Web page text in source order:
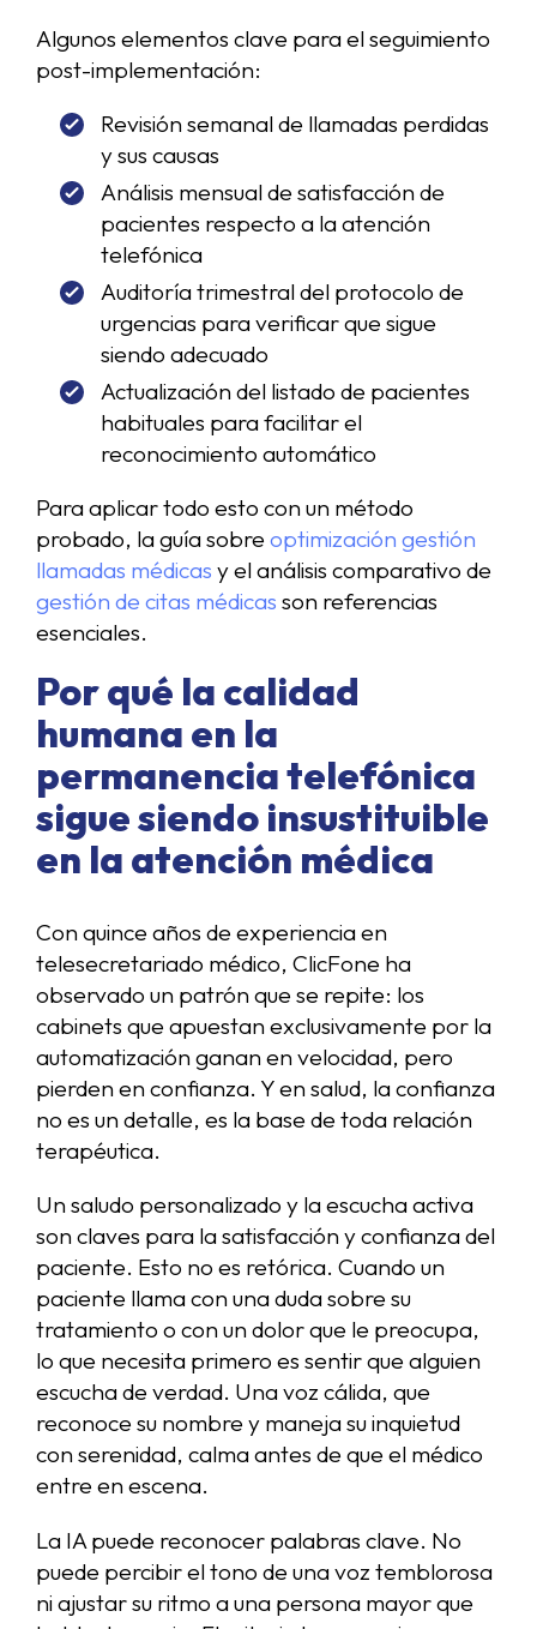
Algunos elementos clave para el seguimiento
post-implementación:
Revisión semanal de llamadas perdidas
y sus causas
Análisis mensual de satisfacción de
pacientes respecto a la atención
telefónica
Auditoría trimestral del protocolo de
urgencias para verificar que sigue
siendo adecuado
Actualización del listado de pacientes
habituales para facilitar el
reconocimiento automático
Para aplicar todo esto con un método
probado, la guía sobre optimización gestión
llamadas médicas y el análisis comparativo de
gestión de citas médicas son referencias
esenciales.
Por qué la calidad
humana en la
permanencia telefónica
sigue siendo insustituible
en la atención médica
Con quince años de experiencia en
telesecretariado médico, ClicFone ha
observado un patrón que se repite: los
cabinets que apuestan exclusivamente por la
automatización ganan en velocidad, pero
pierden en confianza. Y en salud, la confianza
no es un detalle, es la base de toda relación
terapéutica.
Un saludo personalizado y la escucha activa
son claves para la satisfacción y confianza del
paciente. Esto no es retórica. Cuando un
paciente llama con una duda sobre su
tratamiento o con un dolor que le preocupa,
lo que necesita primero es sentir que alguien
escucha de verdad. Una voz cálida, que
reconoce su nombre y maneja su inquietud
con serenidad, calma antes de que el médico
entre en escena.
La IA puede reconocer palabras clave. No
puede percibir el tono de una voz temblorosa
ni ajustar su ritmo a una persona mayor que